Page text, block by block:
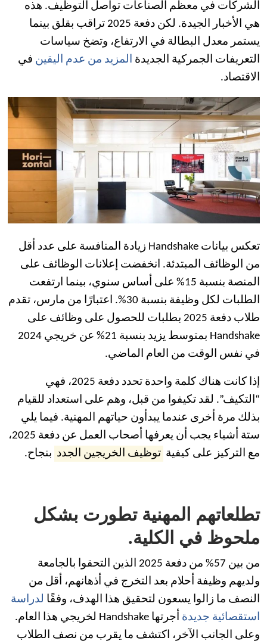
الشركات في معظم الصناعات تواصل التوظيف. هذه
هي الأخبار الجيدة. لكن دفعة 2025 تراقب بقلق بينما
يستمر معدل البطالة في الارتفاع، وتضخ سياسات
التعريفات الجمركية الجديدة المزيد من عدم اليقين في
الاقتصاد.
تعكس بيانات Handshake زيادة المنافسة على عدد أقل
من الوظائف المبتدئة. انخفضت إعلانات الوظائف على
المنصة بنسبة 15% على أساس سنوي، بينما ارتفعت
الطلبات لكل وظيفة بنسبة 30%. اعتبارًا من مارس، تقدم
طلاب دفعة 2025 بطلبات للحصول على وظائف على
Handshake بمتوسط ​​يزيد بنسبة 21% عن خريجي 2024
في نفس الوقت من العام الماضي.
إذا كانت هناك كلمة واحدة تحدد دفعة 2025، فهي
“التكيف”. لقد تكيفوا من قبل، وهم على استعداد للقيام
بذلك مرة أخرى عندما يبدأون حياتهم المهنية. فيما يلي
ستة أشياء يجب أن يعرفها أصحاب العمل عن دفعة 2025،
مع التركيز على كيفية توظيف الخريجين الجدد بنجاح.
تطلعاتهم المهنية تطورت بشكل
ملحوظ في الكلية.
من بين 57% من دفعة 2025 الذين التحقوا بالجامعة
ولديهم وظيفة أحلام بعد التخرج في أذهانهم، أقل من
النصف ما زالوا يسعون لتحقيق هذا الهدف، وفقًا لدراسة
استقصائية جديدة
أجرتها Handshake لخريجي هذا العام.
وعلى الجانب الآخر، اكتشف ما يقرب من نصف الطلاب